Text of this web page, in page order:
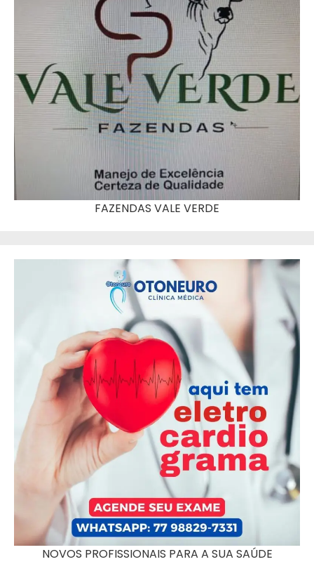
FAZENDAS VALE VERDE
NOVOS PROFISSIONAIS PARA A SUA SAÚDE